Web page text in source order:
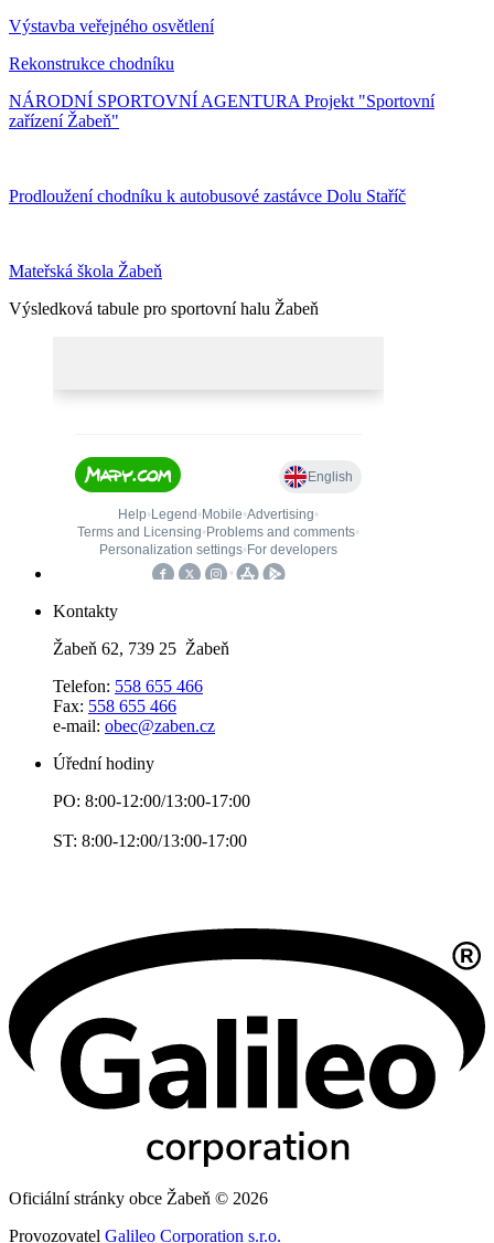
Výstavba veřejného osvětlení
Rekonstrukce chodníku
NÁRODNÍ SPORTOVNÍ AGENTURA Projekt "Sportovní
zařízení Žabeň"
Prodloužení chodníku k autobusové zastávce Dolu Staříč
Mateřská škola Žabeň
Výsledková tabule pro sportovní halu Žabeň
Kontakty
Žabeň 62, 739 25 Žabeň
Telefon: 558 655 466
Fax: 558 655 466
e-mail: obec@zaben.cz
Úřední hodiny
PO: 8:00-12:00/13:00-17:00
ST: 8:00-12:00/13:00-17:00
Oficiální stránky obce Žabeň © 2026
Provozovatel Galileo Corporation s.r.o.